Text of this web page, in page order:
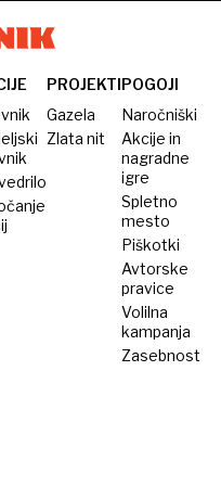
PROJEKTI
Gazela
Zlata nit
POGOJI
Naročniški
Akcije in
nagradne
igre
Spletno
mesto
Piškotki
Avtorske
pravice
Volilna
kampanja
Zasebnost